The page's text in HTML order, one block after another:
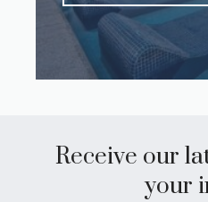
Receive our
your